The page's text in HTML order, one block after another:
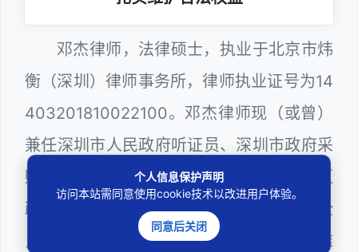
邓杰律师，法律硕士，执业于北京市炜
衡（深圳）律师事务所，律师执业证号为14
403201810022100。邓杰律师现（或曾）
兼任深圳市人民政府听证员、深圳市政府采
购评审专家（法律类），曾担任深圳市某区
政府系统公职律师、计算机信息网络安全
员、WEB前端开发工程师和WEB服务器维
个人信息保护声明
访问本站需同意使用cookie技术以改进用户体验。
同意后关闭